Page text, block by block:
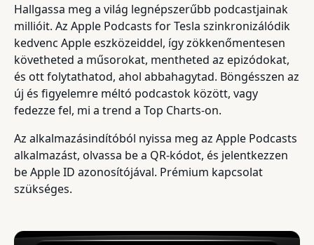
Hallgassa meg a világ legnépszerűbb podcastjainak
millióit. Az Apple Podcasts for Tesla szinkronizálódik
kedvenc Apple eszközeiddel, így zökkenőmentesen
követheted a műsorokat, mentheted az epizódokat,
és ott folytathatod, ahol abbahagytad. Böngésszen az
új és figyelemre méltó podcastok között, vagy
fedezze fel, mi a trend a Top Charts-on.
Az alkalmazásindítóból nyissa meg az Apple Podcasts
alkalmazást, olvassa be a QR-kódot, és jelentkezzen
be Apple ID azonosítójával. Prémium kapcsolat
szükséges.